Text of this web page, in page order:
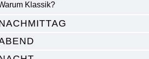
Klassik?